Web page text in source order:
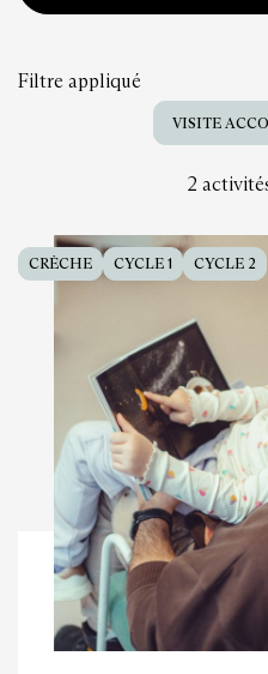
Filtre appliqué
VISITE
2
CRÈCHE CYCLE 1 CYCLE 2